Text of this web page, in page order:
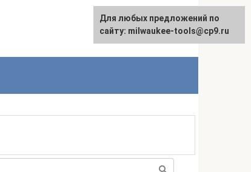
English
Для любых предложений по
сайту: milwaukee-tools@cp9.ru